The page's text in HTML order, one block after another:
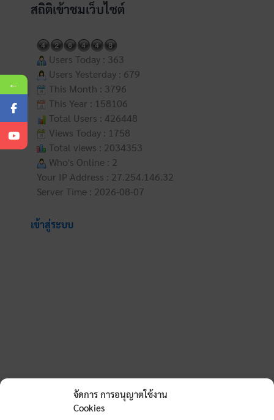
จัดการ การอนุญาตใช้งาน
Cookies
สถิติเข้าชมเว็บไซต์
Users Today : 363
Users Yesterday : 679
This Month : 3796
This Year : 158106
Total Users : 426448
Views Today : 1758
Total views : 2034353
Who's Online : 2
Your IP Address : 27.254.146.32
Server Time : 2026-08-07
เข้าสู่ระบบ
←